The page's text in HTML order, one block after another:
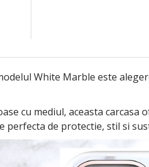
White Marble este
cu mediul, aceasta
perfecta de protectie, stil si